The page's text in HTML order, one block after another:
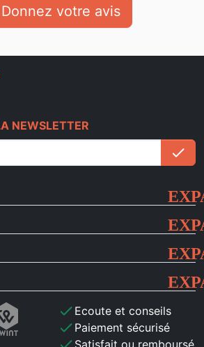
Donnez votre avis
NEWSLETTER
check
check Ecoute et conseils
check Paiement sécurisé